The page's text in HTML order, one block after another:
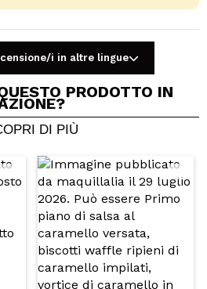
un video o una foto
essere il primo. Immaginalo...
acquisto? Si No
INVIA
i in altre lingue
PRODOTTO IN
DI PIÙ